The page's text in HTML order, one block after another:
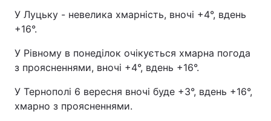
У Луцьку - невелика хмарність, вночі +4°, вдень
+16°.
У Рівному в понеділок очікується хмарна погода
з проясненнями, вночі +4°, вдень +16°.
У Тернополі 6 вересня вночі буде +3°, вдень +16°,
хмарно з проясненнями.